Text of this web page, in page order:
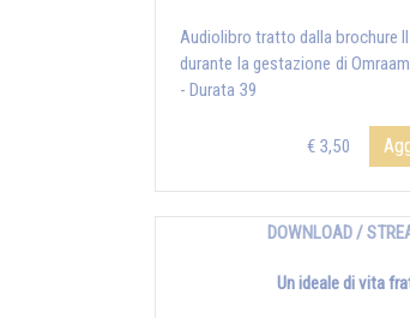
Audiolibro tratto dalla brochure
durante la gestazione di
- Durata 39
€ 3,50
DOWNLOAD /
Un ideale di vita